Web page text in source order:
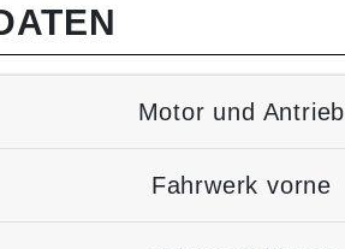
Motor und Antrieb
Fahrwerk vorne